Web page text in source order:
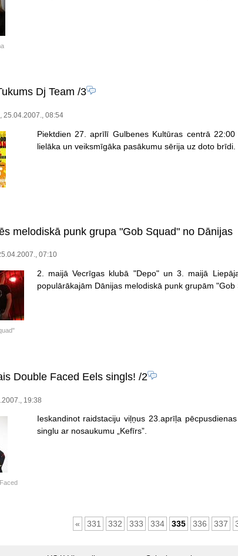
Dj Team /3
25.04.2007., 08:54
Piektdien 27. aprīlī Gulbenes Kultūras centrā
lielāka un veiksmīgāka pasākumu sērija uz doto brīdi.
melodiskā punk grupa "Gob Squad" no Dānijas
07:10
2. maijā Vecrīgas klubā "Depo" un 3. maijā
populārākajām Dānijas melodiskā punk grupām "Gob
Double Faced Eels singls! /2
19:38
Ieskandinot raidstaciju viļņus 23.aprīļa
singlu ar nosaukumu „Kefīrs”.
« 331 332 333 334 335 336 337